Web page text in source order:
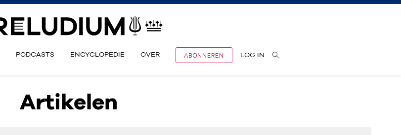
PODCASTS ENCYCLOPEDIE OVER ABONNEREN LOG IN
Artikelen